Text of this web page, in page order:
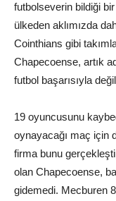
futbolseverin bildiği
ülkeden aklımızda
Cointhians gibi
Chapecoense, artık
futbol başarısıyla
19 oyuncusunu
oynayacağı maç için
firma bunu
olan Chapecoense,
gidemedi. Mecburen